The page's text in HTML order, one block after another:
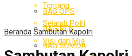
BAG OPS
BAG REN
BAG SUMDA
Tentang
Sejarah Polri
Visi dan Mis
Beranda Sambutan Kapolri